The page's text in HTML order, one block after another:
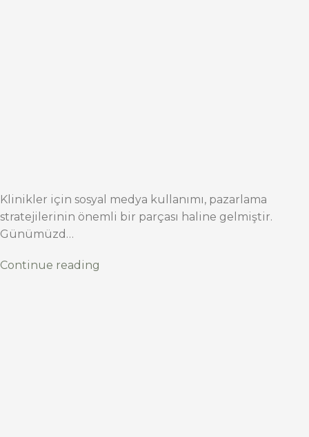
Klinikler için sosyal medya kullanımı, pazarlama
stratejilerinin önemli bir parçası haline gelmiştir.
Günümüzd…
Continue reading